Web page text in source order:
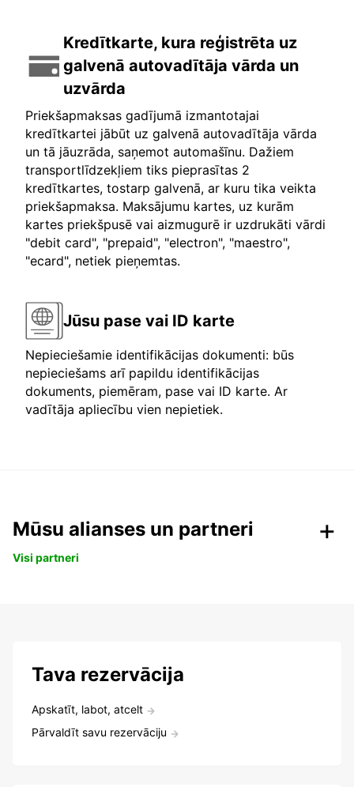
Kredītkarte, kura reģistrēta uz
galvenā autovadītāja vārda un
uzvārda
Priekšapmaksas gadījumā izmantotajai
kredītkartei jābūt uz galvenā autovadītāja vārda
un tā jāuzrāda, saņemot automašīnu. Dažiem
transportlīdzekļiem tiks pieprasītas 2
kredītkartes, tostarp galvenā, ar kuru tika veikta
priekšapmaksa. Maksājumu kartes, uz kurām
kartes priekšpusē vai aizmugurē ir uzdrukāti vārdi
"debit card", "prepaid", "electron", "maestro",
"ecard", netiek pieņemtas.
Jūsu pase vai ID karte
Nepieciešamie identifikācijas dokumenti: būs
nepieciešams arī papildu identifikācijas
dokuments, piemēram, pase vai ID karte. Ar
vadītāja apliecību vien nepietiek.
Mūsu alianses un partneri
Visi partneri
Tava rezervācija
Apskatīt, labot, atcelt
Pārvaldīt savu rezervāciju